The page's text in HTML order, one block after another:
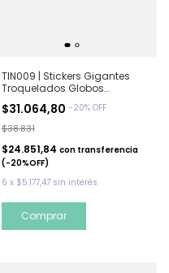
TIN009 | Stickers Gigantes
Troquelados Globos
$31.064,80 -20% OFF
$38.831
$24.851,84 con transferencia
(-20%OFF)
6 x $5.177,47 sin interés